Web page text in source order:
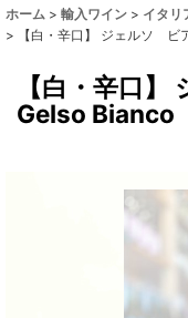
ホーム > 輸入ワイン > イタリ
>
【白・辛口】 ジェルソ
【白・辛口
Gelso